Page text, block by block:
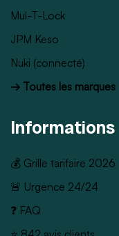
Mul-T-Lock
JPM Keso
Nuki (connecté)
→ Toutes les marques
Informations
💰 Grille tarifaire 2026
🚨 Urgence 24/24
❓ FAQ